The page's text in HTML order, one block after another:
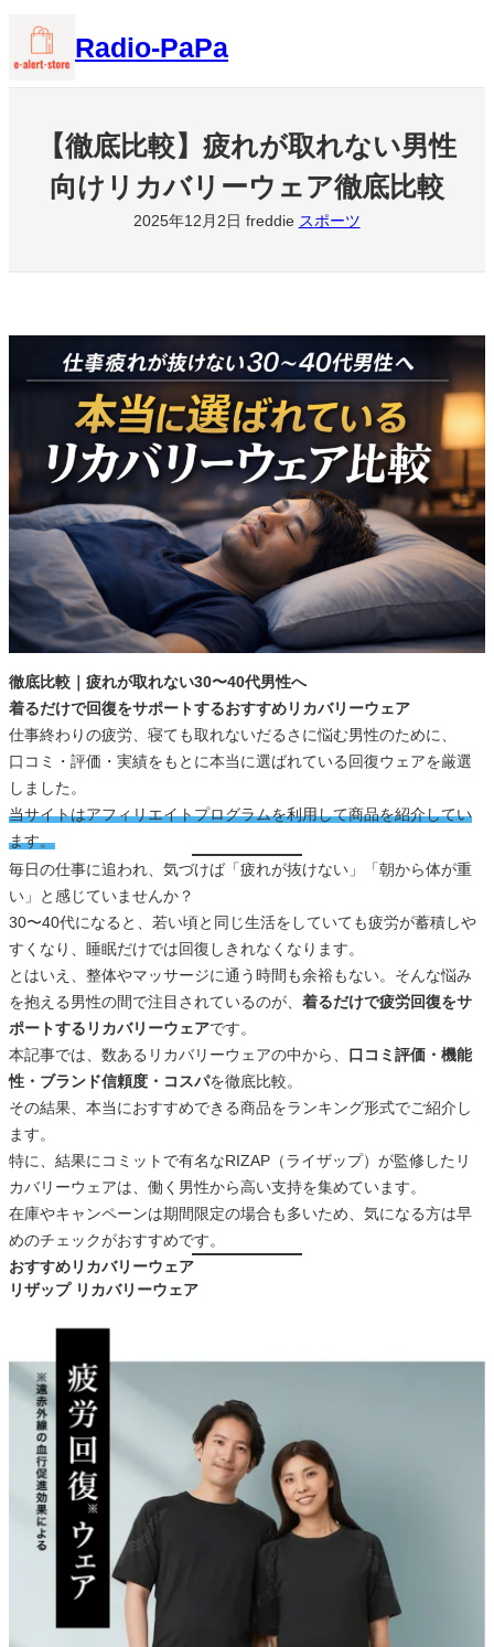
を
Radio-PaPa
【徹底比較】疲れが取れない男性
向けリカバリーウェア徹底比較
2025年12月2日 freddie スポーツ
徹底比較｜疲れが取れない30〜40代男性へ
着るだけで回復をサポートするおすすめリカバリーウェア
仕事終わりの疲労、寝ても取れないだるさに悩む男性のために、
口コミ・評価・実績をもとに本当に選ばれている回復ウェアを厳選
しました。
当サイトはアフィリエイトプログラムを利用して商品を紹介してい
ます。
毎日の仕事に追われ、気づけば「疲れが抜けない」「朝から体が重
い」と感じていませんか？
30〜40代になると、若い頃と同じ生活をしていても疲労が蓄積しや
すくなり、睡眠だけでは回復しきれなくなります。
とはいえ、整体やマッサージに通う時間も余裕もない。そんな悩み
を抱える男性の間で注目されているのが、 着るだけで疲労回復をサ
ポートするリカバリーウェアです。
本記事では、数あるリカバリーウェアの中から、 口コミ評価・機能
性・ブランド信頼度・コスパを徹底比較。
その結果、本当におすすめできる商品をランキング形式でご紹介し
ます。
特に、結果にコミットで有名なRIZAP（ライザップ）が監修したリ
カバリーウェアは、働く男性から高い支持を集めています。
在庫やキャンペーンは期間限定の場合も多いため、気になる方は早
めのチェックがおすすめです。
おすすめリカバリーウェア
リザップ リカバリーウェア